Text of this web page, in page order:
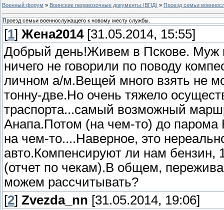
Военный форум » Воинские перевозочные документы (ВПД) » Проезд семьи
Проезд семьи военнослужащего к новому месту службы.
[1] Жена2014[31.05.2014, 15:55]
Добрый день!Живем в Пскове. Муж
ничего не говорили по поводу
личном а/м.Вещей много взять не
тонну-две.Но очень тяжело
траспорта...самый возможный
Анапа.Потом (на чем-то) до парома
на чем-то....Наверное, это
авто.Компенсируют ли нам бензин,
(отчет по чекам).В общем,
можем рассчитывать?
[2] Zvezda_nn [31.05.2014, 19:06]